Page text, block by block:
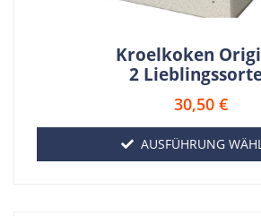
Kroelkoken
2
30,50 €
AUSFÜHRUNG